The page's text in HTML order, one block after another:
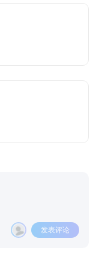
发表评论